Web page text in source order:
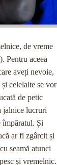
de vreme
Pentru aceea
aveți nevoie,
celelalte se vor
de petic
jalnice lucruri
împăratul. Și
ar fi zgârcit și
seamă atunci
și vremelnic.